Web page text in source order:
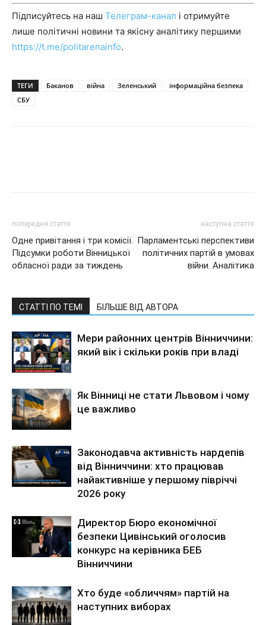
Підписуйтесь на наш Телеграм-канал і отримуйте
лише політичні новини та якісну аналітику першими
https://t.me/politarenainfo.
ТЕГИ Баканов війна Зеленський
інформаційна безпека
СБУ
попередня стаття
Одне привітання і три комісії.
Підсумки роботи Вінницької
обласної ради за тиждень
наступна стаття
Парламентські перспективи
політичних партій в умовах
війни. Аналітика
СТАТТІ ПО ТЕМІ БІЛЬШЕ ВІД АВТОРА
Мери районних центрів Вінниччини:
який вік і скільки років при владі
Як Вінниці не стати Львовом і чому
це важливо
Законодавча активність нардепів
від Вінниччини: хто працював
найактивніше у першому півріччі
2026 року
Директор Бюро економічної
безпеки Цивінський оголосив
конкурс на керівника БЕБ
Вінниччини
Хто буде «обличчям» партій на
наступних виборах